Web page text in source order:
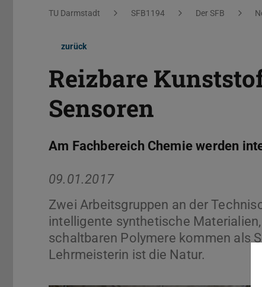
Sie befinden sich hier:
TU Darmstadt SFB1194 Der SFB
zurück
Reizbare
Sensoren
Am Fachbereich Chemie werden
09.01.2017
Zwei Arbeitsgruppen an der
intelligente synthetische
schaltbaren Polymere kommen als
Lehrmeisterin ist die Natur.